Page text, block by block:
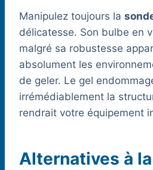
Manipulez toujours la
délicatesse. Son bulbe en
malgré sa robustesse
absolument les
de geler. Le gel
irrémédiablement la
rendrait votre équipement
Alternatives à